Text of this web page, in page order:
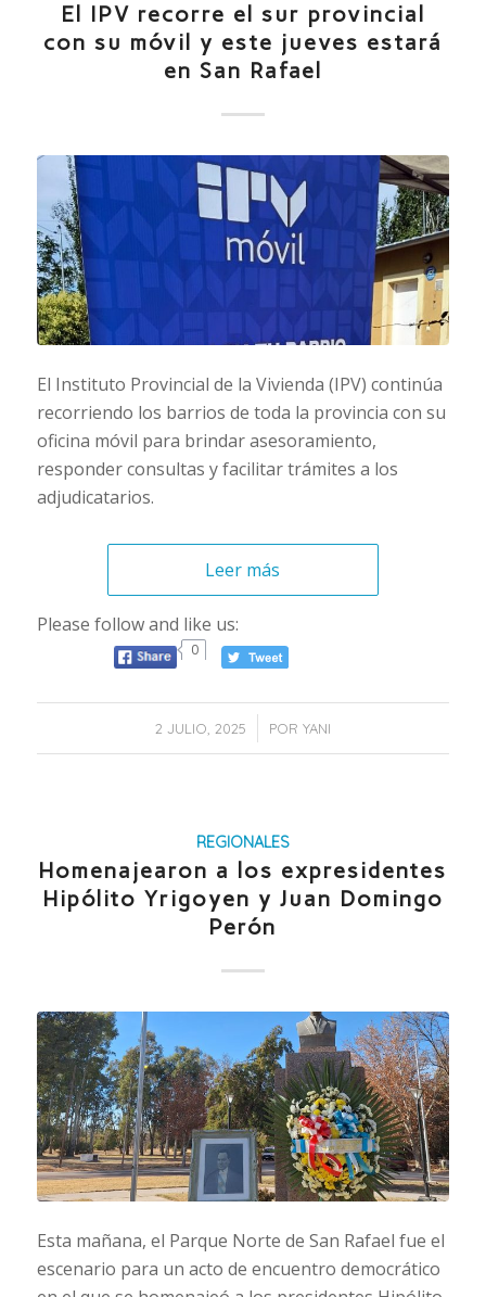
El IPV recorre el sur provincial
con su móvil y este jueves estará
en San Rafael
El Instituto Provincial de la Vivienda (IPV) continúa
recorriendo los barrios de toda la provincia con su
oficina móvil para brindar asesoramiento,
responder consultas y facilitar trámites a los
adjudicatarios.
Leer más
Please follow and like us:
0
2 JULIO, 2025
/ POR YANI
REGIONALES
Homenajearon a los expresidentes
Hipólito Yrigoyen y Juan Domingo
Perón
Esta mañana, el Parque Norte de San Rafael fue el
escenario para un acto de encuentro democrático